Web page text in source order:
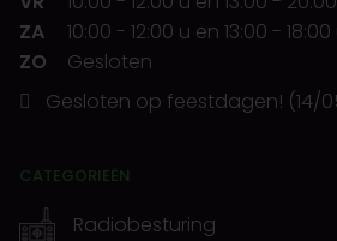
ZA
10:00 - 12:00 u en 13:00 - 18:00
ZO
Gesloten
Gesloten op feestdagen! (14/
CATEGORIEËN
Radiobesturing